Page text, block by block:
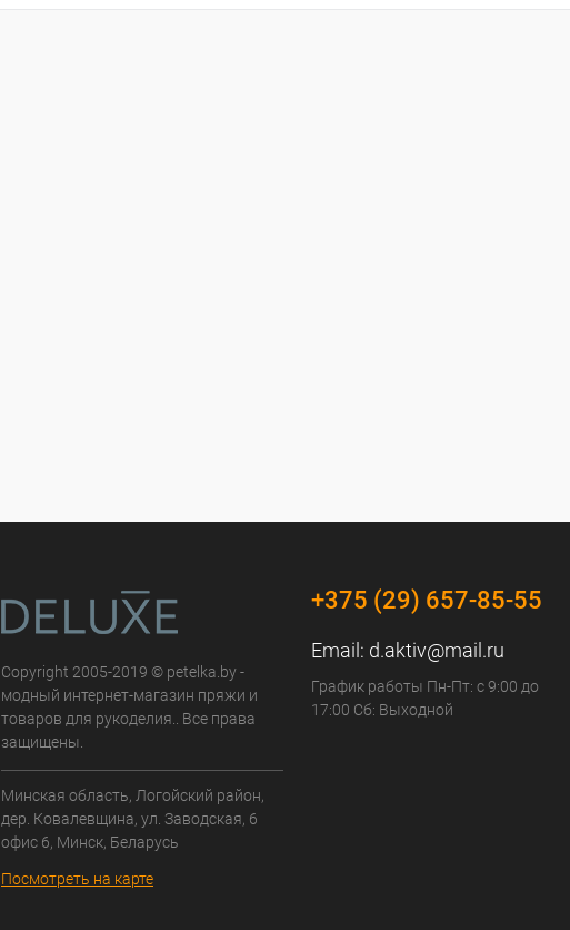
Copyright 2005-2019 © petelka.by -
модный интернет-магазин пряжи и
товаров для рукоделия.. Все права
защищены.
Минская область, Логойский район,
дер. Ковалевщина, ул. Заводская, 6
офис 6, Минск, Беларусь
Посмотреть на карте
+375 (29) 657-85-55
Email: d.aktiv@mail.ru
График работы Пн-Пт: с 9:00 до
17:00 Сб: Выходной